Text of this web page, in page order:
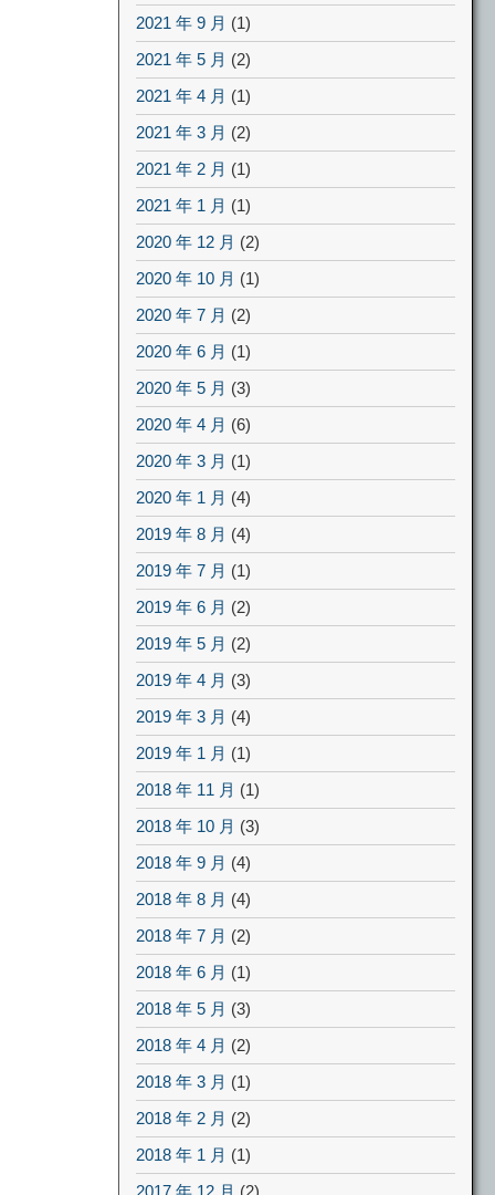
2021 年 9 月 (1)
2021 年 5 月 (2)
2021 年 4 月 (1)
2021 年 3 月 (2)
2021 年 2 月 (1)
2021 年 1 月 (1)
2020 年 12 月 (2)
2020 年 10 月 (1)
2020 年 7 月 (2)
2020 年 6 月 (1)
2020 年 5 月 (3)
2020 年 4 月 (6)
2020 年 3 月 (1)
2020 年 1 月 (4)
2019 年 8 月 (4)
2019 年 7 月 (1)
2019 年 6 月 (2)
2019 年 5 月 (2)
2019 年 4 月 (3)
2019 年 3 月 (4)
2019 年 1 月 (1)
2018 年 11 月 (1)
2018 年 10 月 (3)
2018 年 9 月 (4)
2018 年 8 月 (4)
2018 年 7 月 (2)
2018 年 6 月 (1)
2018 年 5 月 (3)
2018 年 4 月 (2)
2018 年 3 月 (1)
2018 年 2 月 (2)
2018 年 1 月 (1)
2017 年 12 月 (2)